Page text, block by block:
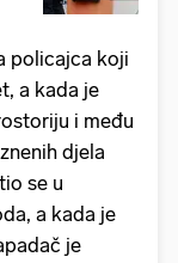
policajca koji
a kada je
i među
djela
se u
a kada je
je